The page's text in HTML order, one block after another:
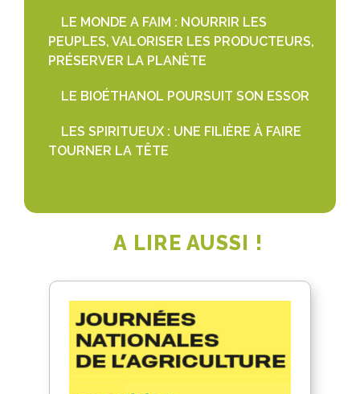
LE MONDE A FAIM : NOURRIR LES
PEUPLES, VALORISER LES PRODUCTEURS,
PRÉSERVER LA PLANÈTE
LE BIOÉTHANOL POURSUIT SON ESSOR
LES SPIRITUEUX : UNE FILIÈRE À FAIRE
TOURNER LA TÊTE
A LIRE AUSSI !